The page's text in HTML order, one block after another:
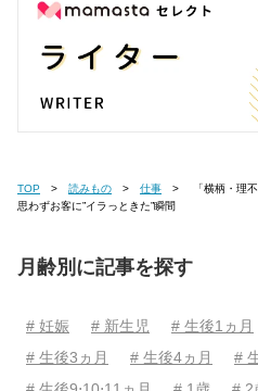
TOP 読みもの 仕事
思わずお客に”イラっときた”瞬間
月齢別に記事を探す
# 妊娠 # 新生児 # 生後1ヵ月
# 生後3ヵ月
# 生後4ヵ月 #